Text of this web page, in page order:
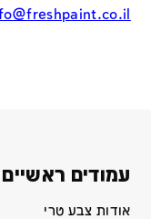
עמודים ראשיים
אודות צבע טרי